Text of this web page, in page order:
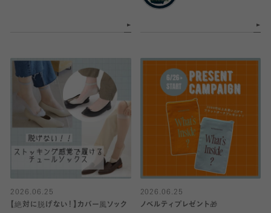
2026.06.25
【絶対に脱げない！】カバー風ソック
2026.06.25
ノベルティプレゼント🎁